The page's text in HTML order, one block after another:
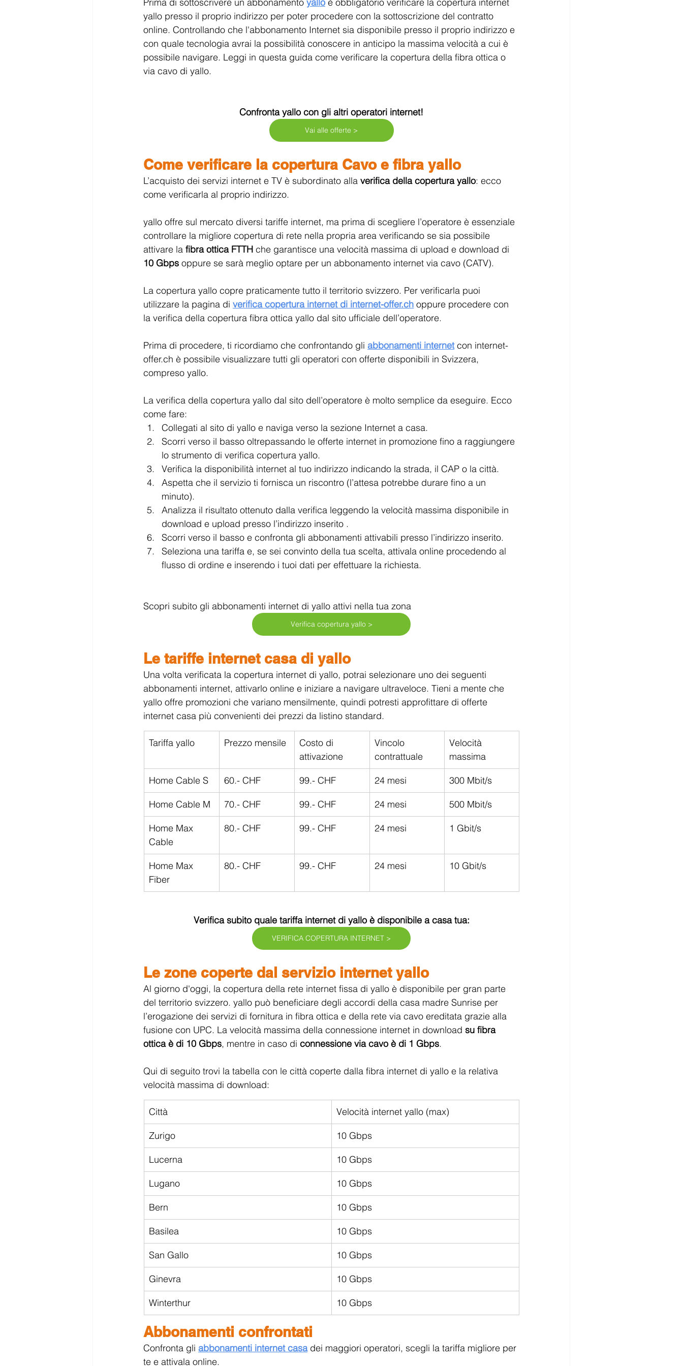
Prima di sottoscrivere un abbonamento yallo è obbligatorio verificare la copertura internet
yallo presso il proprio indirizzo per poter procedere con la sottoscrizione del contratto
online. Controllando che l'abbonamento Internet sia disponibile presso il proprio indirizzo e
con quale tecnologia avrai la possibilità conoscere in anticipo la massima velocità a cui è
possibile navigare. Leggi in questa guida come verificare la copertura della fibra ottica o
via cavo di yallo.
Confronta yallo con gli altri operatori internet!
Vai alle offerte >
Come verificare la copertura Cavo e fibra yallo
L’acquisto dei servizi internet e TV è subordinato alla verifica della copertura yallo: ecco
come verificarla al proprio indirizzo.
yallo offre sul mercato diversi tariffe internet, ma prima di scegliere l’operatore è essenziale
controllare la migliore copertura di rete nella propria area verificando se sia possibile
attivare la fibra ottica FTTH che garantisce una velocità massima di upload e download di
10 Gbps oppure se sarà meglio optare per un abbonamento internet via cavo (CATV).
La copertura yallo copre praticamente tutto il territorio svizzero. Per verificarla puoi
utilizzare la pagina di verifica copertura internet di internet-offer.ch oppure procedere con
la verifica della copertura fibra ottica yallo dal sito ufficiale dell’operatore.
Prima di procedere, ti ricordiamo che confrontando gli abbonamenti internet con internet-
offer.ch è possibile visualizzare tutti gli operatori con offerte disponibili in Svizzera,
compreso yallo.
La verifica della copertura yallo dal sito dell’operatore è molto semplice da eseguire. Ecco
come fare:
Collegati al sito di yallo e naviga verso la sezione Internet a casa.
Scorri verso il basso oltrepassando le offerte internet in promozione fino a raggiungere
lo strumento di verifica copertura yallo.
Verifica la disponibilità internet al tuo indirizzo indicando la strada, il CAP o la città.
Aspetta che il servizio ti fornisca un riscontro (l’attesa potrebbe durare fino a un
minuto).
Analizza il risultato ottenuto dalla verifica leggendo la velocità massima disponibile in
download e upload presso l’indirizzo inserito .
Scorri verso il basso e confronta gli abbonamenti attivabili presso l’indirizzo inserito.
Seleziona una tariffa e, se sei convinto della tua scelta, attivala online procedendo al
flusso di ordine e inserendo i tuoi dati per effettuare la richiesta.
Scopri subito gli abbonamenti internet di yallo attivi nella tua zona
Verifica copertura yallo >
Le tariffe internet casa di yallo
Una volta verificata la copertura internet di yallo, potrai selezionare uno dei seguenti
abbonamenti internet, attivarlo online e iniziare a navigare ultraveloce. Tieni a mente che
yallo offre promozioni che variano mensilmente, quindi potresti approfittare di offerte
internet casa più convenienti dei prezzi da listino standard.
Tariffa yallo Prezzo mensile
Costo di
attivazione
Vincolo
contrattuale
Velocità
massima
Home Cable S 60.- CHF 99.- CHF 24 mesi 300 Mbit/s
Home Cable M 70.- CHF 99.- CHF 24 mesi 500 Mbit/s
Home Max
Cable
80.- CHF 99.- CHF 24 mesi 1 Gbit/s
Home Max
Fiber
80.- CHF 99.- CHF 24 mesi 10 Gbit/s
Verifica subito quale tariffa internet di yallo è disponibile a casa tua:
VERIFICA COPERTURA INTERNET >
Le zone coperte dal servizio internet yallo
Al giorno d'oggi, la copertura della rete internet fissa di yallo è disponibile per gran parte
del territorio svizzero. yallo può beneficiare degli accordi della casa madre Sunrise per
l’erogazione dei servizi di fornitura in fibra ottica e della rete via cavo ereditata grazie alla
fusione con UPC. La velocità massima della connessione internet in download su fibra
ottica è di 10 Gbps, mentre in caso di connessione via cavo è di 1 Gbps.
Qui di seguito trovi la tabella con le città coperte dalla fibra internet di yallo e la relativa
velocità massima di download:
Città Velocità internet yallo (max)
Zurigo 10 Gbps
Lucerna 10 Gbps
Lugano 10 Gbps
Bern 10 Gbps
Basilea 10 Gbps
San Gallo 10 Gbps
Ginevra 10 Gbps
Winterthur 10 Gbps
Abbonamenti confrontati
Confronta gli abbonamenti internet casa dei maggiori operatori, scegli la tariffa migliore per
te e attivala online.